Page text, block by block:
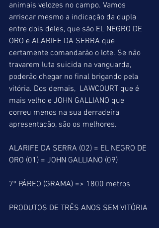
animais velozes no campo. Vamos
arriscar mesmo a indicação da dupla
entre dois deles, que são EL NEGRO DE
ORO e ALARIFE DA SERRA que
certamente comandarão o lote. Se não
travarem luta suicida na vanguarda,
poderão chegar no final brigando pela
vitória. Dos demais,  LAWCOURT que é
mais velho e JOHN GALLIANO que
correu menos na sua derradeira
apresentação, são os melhores.
ALARIFE DA SERRA (02) = EL NEGRO DE
ORO (01) = JOHN GALLIANO (09)
7º PÁREO (GRAMA) => 1800 metros
PRODUTOS DE TRÊS ANOS SEM VITÓRIA